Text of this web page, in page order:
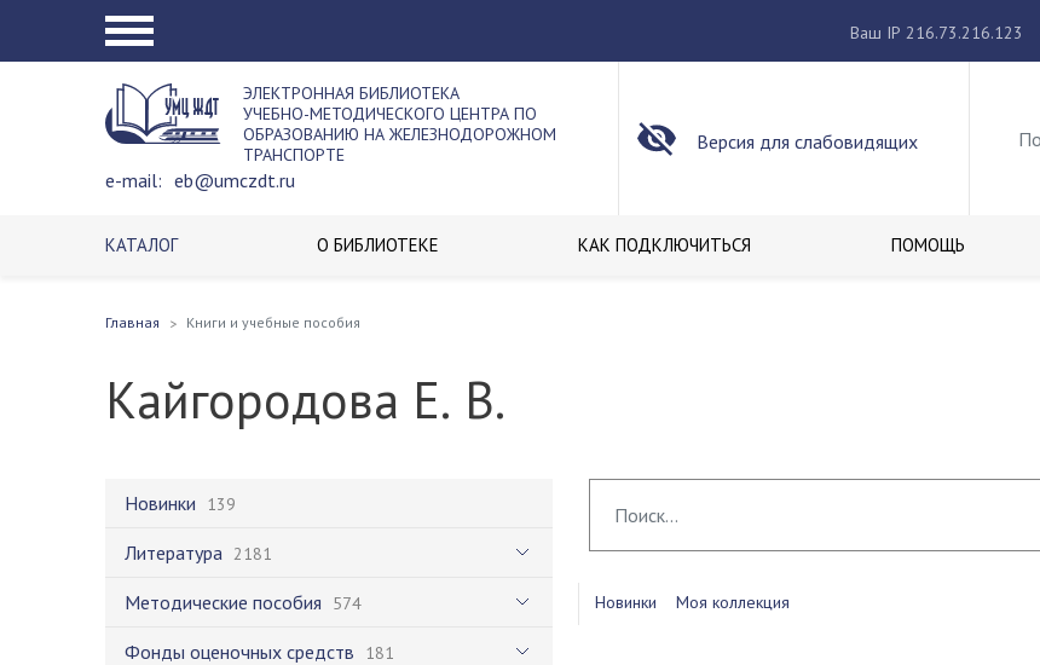
Ваш IP 216.73.216.123
ЭЛЕКТРОННАЯ БИБЛИОТЕКА
УЧЕБНО-МЕТОДИЧЕСКОГО ЦЕНТРА ПО
ОБРАЗОВАНИЮ НА ЖЕЛЕЗНОДОРОЖНОМ
ТРАНСПОРТЕ
e-mail: eb@umczdt.ru
Версия для слабовидящих
КАТАЛОГ О БИБЛИОТЕКЕ КАК ПОДКЛЮЧИТЬСЯ ПОМОЩЬ
Главная Книги и учебные пособия
Кайгородова Е. В.
Новинки 139
Литература 2181
Методические пособия 574
Фонды оценочных средств 181
Новинки Моя коллекция